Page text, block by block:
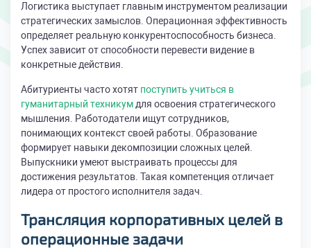
Логистика выступает главным инструментом реализации
стратегических замыслов. Операционная эффективность
определяет реальную конкурентоспособность бизнеса.
Успех зависит от способности перевести видение в
конкретные действия.
Абитуриенты часто хотят поступить учиться в
гуманитарный техникум для освоения стратегического
мышления. Работодатели ищут сотрудников,
понимающих контекст своей работы. Образование
формирует навыки декомпозиции сложных целей.
Выпускники умеют выстраивать процессы для
достижения результатов. Такая компетенция отличает
лидера от простого исполнителя задач.
Трансляция корпоративных целей в
операционные задачи